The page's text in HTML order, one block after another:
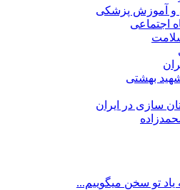
و آموزش پزشکی
اجتماعی
بهشتی
سازی در ایران
یاد تو سخن میگوییم...